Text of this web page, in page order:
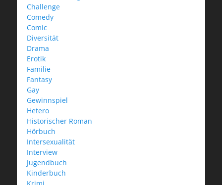
Challenge
Comedy
Comic
Diversität
Drama
Erotik
Familie
Fantasy
Gay
Gewinnspiel
Hetero
Historischer Roman
Hörbuch
Intersexualität
Interview
Jugendbuch
Kinderbuch